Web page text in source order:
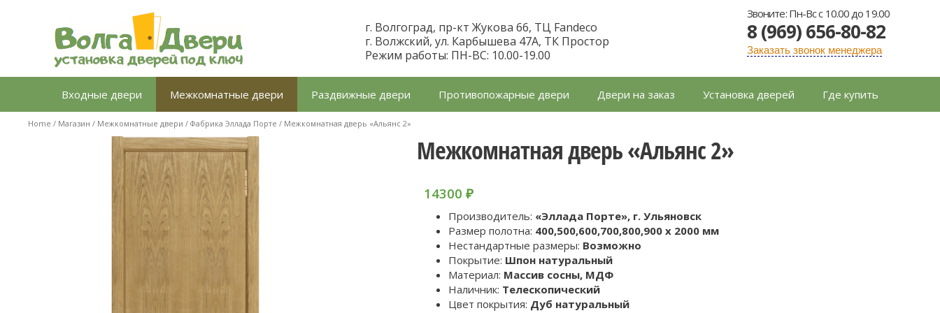
содержимому
г. Волгоград, пр-кт Жукова 66, ТЦ Fandeco
г. Волжский, ул. Карбышева 47А, ТК Простор
Режим работы: ПН-ВС: 10.00-19.00
Звоните: Пн-Вс с 10.00 до 19.00
8 (969) 656-80-82
Заказать звонок менеджера
Входные двери Межкомнатные двери Раздвижные двери Противопожарные двери Двери на заказ Установка дверей Где купить
Home / Магазин / Межкомнатные двери / Фабрика Эллада Порте / Межкомнатная дверь «Альянс 2»
Межкомнатная дверь «Альянс 2»
14300₽
Производитель: «Эллада Порте», г. Ульяновск
Размер полотна: 400,500,600,700,800,900 x 2000 мм
Нестандартные размеры: Возможно
Покрытие: Шпон натуральный
Материал: Массив сосны, МДФ
Наличник: Телескопический
Цвет покрытия: Дуб натуральный